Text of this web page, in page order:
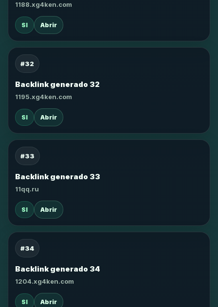
1188.xg4ken.com
SI Abrir
#32
Backlink generado 32
1195.xg4ken.com
SI Abrir
#33
Backlink generado 33
11qq.ru
SI Abrir
#34
Backlink generado 34
1204.xg4ken.com
SI Abrir